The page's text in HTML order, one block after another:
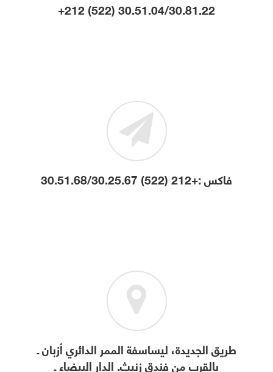
+212 (522) 30.51.04/30.81.22
فاكس :+212 (522) 30.51.68/30.25.67
طريق الجديدة، ليساسفة الممر الدائري أزبان ـ
بالقرب من فندق زنيث. الدار البيضاء ـ